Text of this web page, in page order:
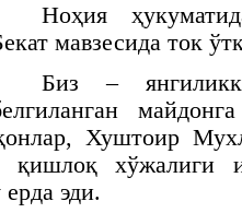
Ноҳия
мавзесида ток
Биз –
Хуштоир
қишлоқ хўжалиги
эди.